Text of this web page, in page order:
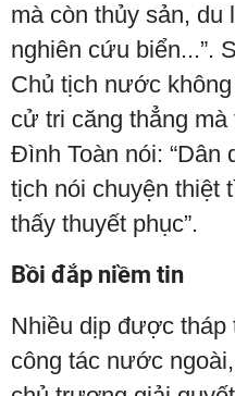
mà còn thủy sản, du
nghiên cứu biển...”.
Chủ tịch nước
cử tri căng thẳng
Đình Toàn nói: “Dân
tịch nói chuyện thiệt
thấy thuyết phục”.
Bồi đắp niềm tin
Nhiều dịp được
công tác nước